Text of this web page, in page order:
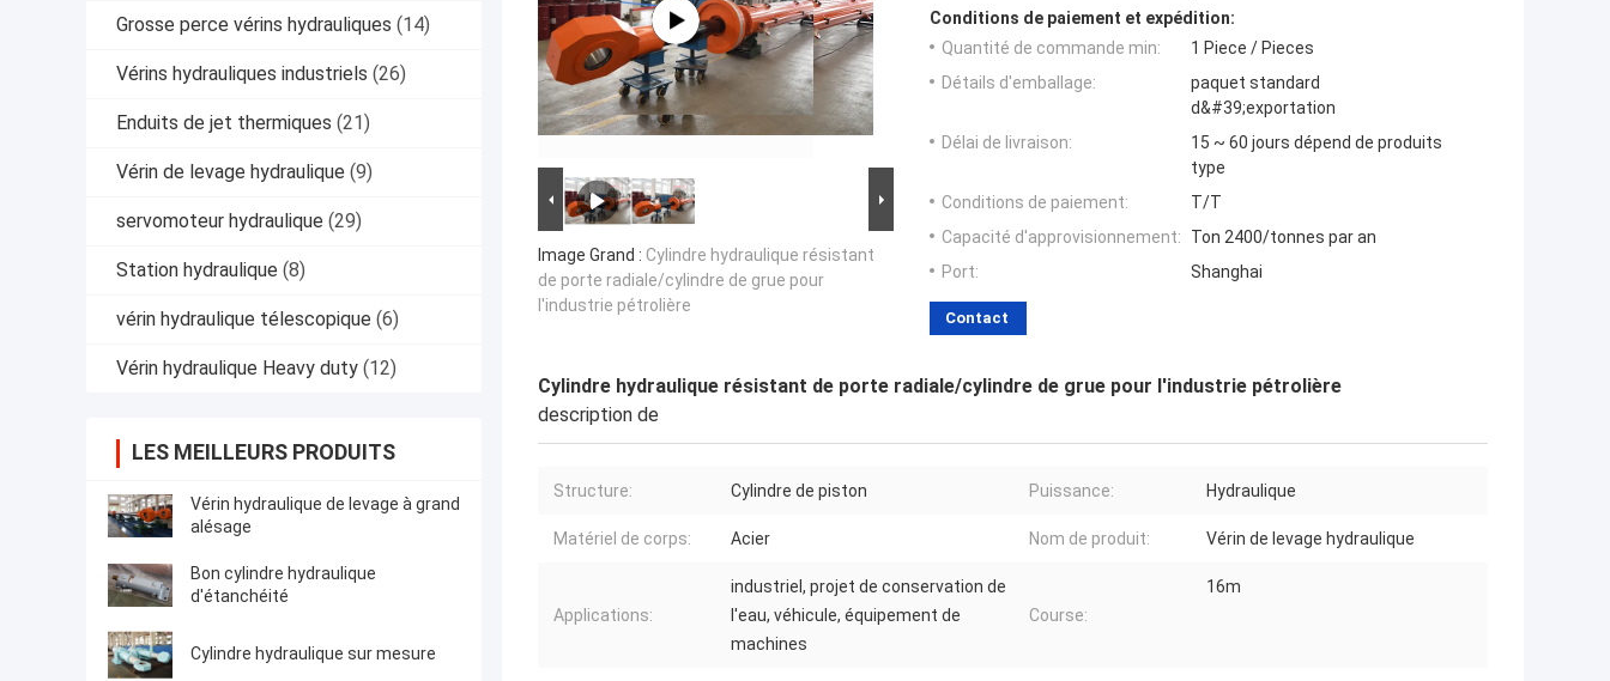
Grosse perce vérins hydrauliques (14)
Vérins hydrauliques industriels (26)
Enduits de jet thermiques (21)
Vérin de levage hydraulique (9)
servomoteur hydraulique (29)
Station hydraulique (8)
vérin hydraulique télescopique (6)
Vérin hydraulique Heavy duty (12)
LES MEILLEURS PRODUITS
Vérin hydraulique de levage à grand
alésage
Bon cylindre hydraulique
d'étanchéité
Cylindre hydraulique sur mesure
Image Grand : Cylindre hydraulique résistant
de porte radiale/cylindre de grue pour
l'industrie pétrolière
Conditions de paiement et expédition:
Quantité de commande min:
1 Piece / Pieces
Détails d'emballage:
paquet standard
d&#39;exportation
Délai de livraison:
15 ~ 60 jours dépend de produits
type
Conditions de paiement:
T/T
Capacité d'approvisionnement:
Ton 2400/tonnes par an
Port:
Shanghai
Contact
Cylindre hydraulique résistant de porte radiale/cylindre de grue pour l'industrie pétrolière
description de
Structure: Cylindre de piston Puissance: Hydraulique
Matériel de corps: Acier Nom de produit: Vérin de levage hydraulique
Applications:
industriel, projet de conservation de
l'eau, véhicule, équipement de
machines
Course:
16m